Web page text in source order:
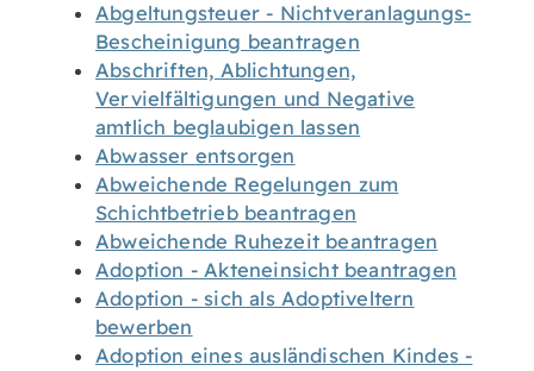
Abgeltungsteuer - Nichtveranlagungs-
Bescheinigung beantragen
Abschriften, Ablichtungen,
Vervielfältigungen und Negative
amtlich beglaubigen lassen
Abwasser entsorgen
Abweichende Regelungen zum
Schichtbetrieb beantragen
Abweichende Ruhezeit beantragen
Adoption - Akteneinsicht beantragen
Adoption - sich als Adoptiveltern
bewerben
Adoption eines ausländischen Kindes -